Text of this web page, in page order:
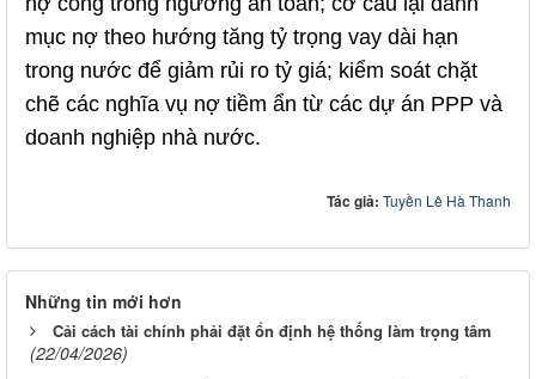
mục nợ theo hướng tăng tỷ trọng vay dài hạn
trong nước để giảm rủi ro tỷ giá; kiểm soát chặt
chẽ các nghĩa vụ nợ tiềm ẩn từ các dự án PPP và
doanh nghiệp nhà nước.
Tác giả: Tuyền Lê Hà Thanh
Những tin mới hơn
Cải cách tài chính phải đặt ổn định hệ thống làm trọng tâm
(22/04/2026)